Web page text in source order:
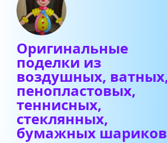
Оригинальные
поделки из
воздушных,
пенопластовых,
теннисных,
стеклянных,
бумажных шариков